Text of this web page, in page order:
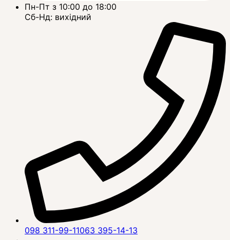
Пн-Пт з 10:00 до 18:00
Сб-Нд: вихідний
098 311-99-11063 395-14-13